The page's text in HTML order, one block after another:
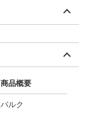
商品概要
バルク